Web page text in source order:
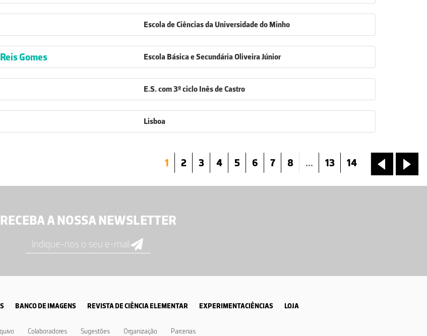
Escola de Ciências da Universidade do Minho
Gomes Escola Básica e Secundária Oliveira Júnior
E.S. com 3º ciclo Inês de Castro
Lisboa
«
1 2 3 4 5 6 7 8 ... 13 14 »
RECEBA A NOSSA NEWSLETTER
BANCO DE IMAGENS REVISTA DE CIÊNCIA ELEMENTAR EXPERIMENTACIÊNCIAS LOJA
Colaboradores Sugestões Organização Parcerias